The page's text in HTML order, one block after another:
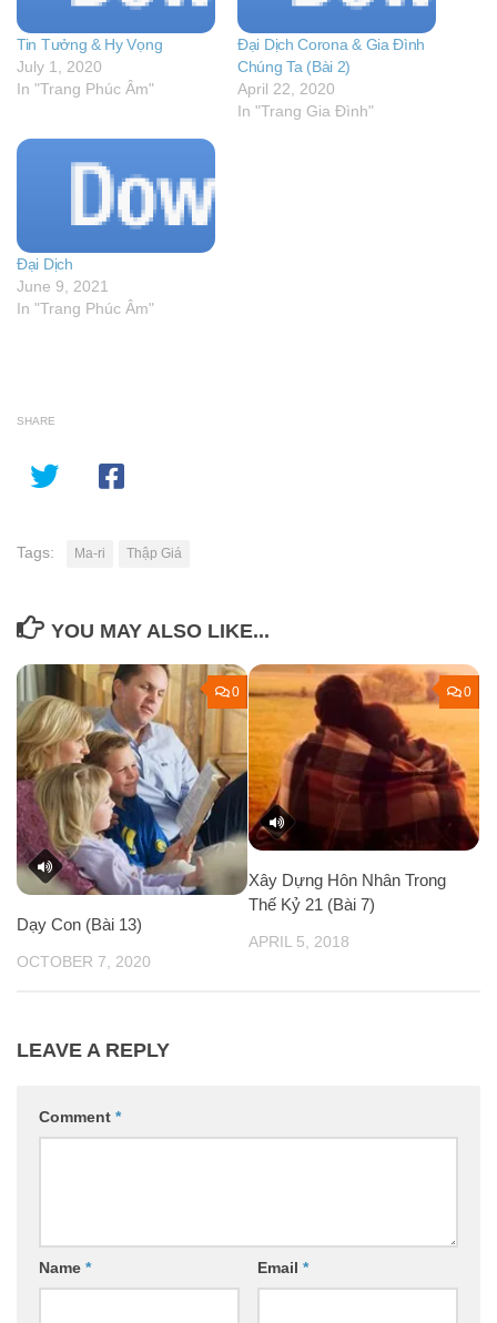
Tin Tưởng & Hy Vọng
July 1, 2020
In "Trang Phúc Âm"
Đại Dịch Corona & Gia Đình
Chúng Ta (Bài 2)
April 22, 2020
In "Trang Gia Đình"
Đại Dịch
June 9, 2021
In "Trang Phúc Âm"
SHARE
Tags: Ma-ri Thập Giá
YOU MAY ALSO LIKE...
0
Dạy Con (Bài 13)
OCTOBER 7, 2020
0
Xây Dựng Hôn Nhân Trong
Thế Kỷ 21 (Bài 7)
APRIL 5, 2018
LEAVE A REPLY
Comment *
Name * Email *